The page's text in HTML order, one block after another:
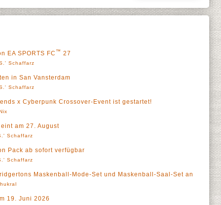
EA SPORTS FC ™ 27
Schaffarz
in San Vansterdam
Schaffarz
x Cyberpunk Crossover-Event ist gestartet!
am 27. August
Schaffarz
Pack ab sofort verfügbar
Schaffarz
Maskenball-Mode-Set und Maskenball-Saal-Set an
19. Juni 2026